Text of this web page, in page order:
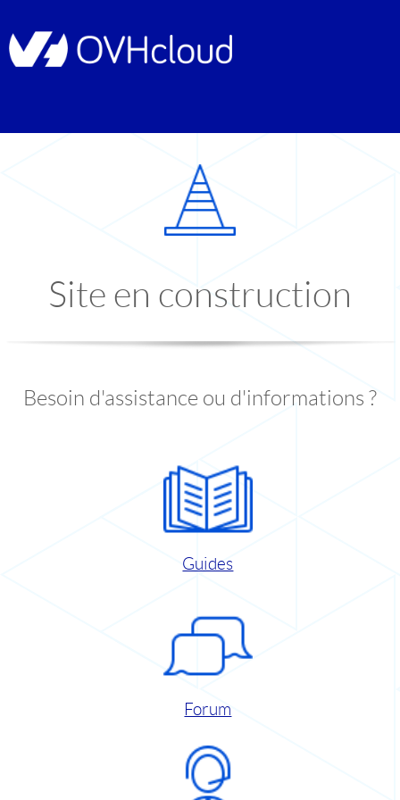
Site en construction
Besoin d'assistance ou d'informations ?
Guides
Forum